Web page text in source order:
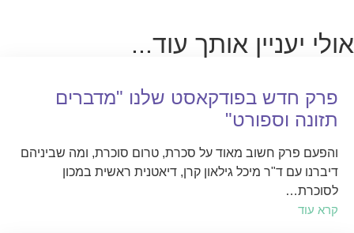
אולי יעניין אותך עוד...
פרק חדש בפודקאסט שלנו "מדברים
תזונה וספורט"
והפעם פרק חשוב מאוד על סכרת, טרום סוכרת, ומה שביניהם
דיברנו עם ד"ר מיכל גילאון קרן, דיאטנית ראשית במכון
לסוכרת…
קרא עוד